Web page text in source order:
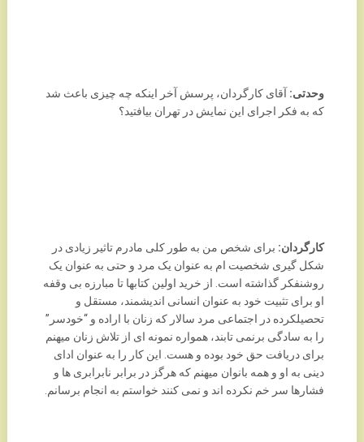
وحدتی: آقای کارگردان، پرسش آخر اینکه چه چیزی باعث شد
که به فکر اجرای این نمایش در تهران بیافتید؟
کارگردان: برای شخص من به طور کلی مادرم تاثیر زیادی در
شکل گیری شخصیت ام به عنوان یک مرد و حتی به عنوان یک
روشنفکر گذاشته است. از خرید اولین کتابها تا مبارزه بی وقفه
او برای تثبیت خود به عنوان انسانی اندیشمند، مستقل و
تحصیلکرده در اجتماعی مرد سالار که زنان با اراده و “خودسر”
را به سادگی برنمی تابند، همواره نمونه ای از تلاش زنان میهنم
برای دریافت حق خود بوده و هست. این کار را به عنوان ادای
دینی به او و همه بانوان میهنم که هرگز در برابر نابرابری ها و
فشارها سر خم نکرده اند و نمی کنند خواستم به انجام برسانم.